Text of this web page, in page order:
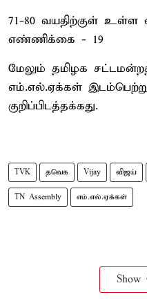
71-80 வயதிற்குள் உள்ள
எண்ணிக்கை - 19
மேலும் தமிழக
எம்.எல்.ஏக்கள்
குறிப்பிடத்தக்கது.
TVK தவெக Vijay விஜய்
TN Assembly எம்.எல்.ஏக்கள்
Show